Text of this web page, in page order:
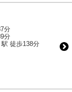
分
分
駅 徒歩138分